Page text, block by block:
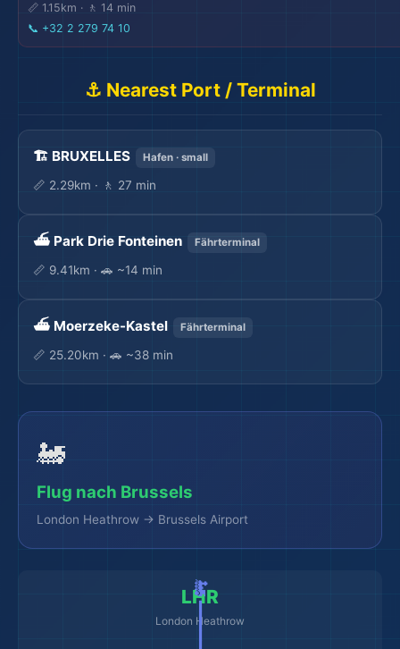
🏖️
📏 1.15km · 🚶 14 min
📞 +32 2 279 74 10
⚓ Nearest Port / Terminal
🏗️ BRUXELLES Hafen · small
📏 2.29km · 🚶 27 min
⛴️ Park Drie Fonteinen Fährterminal
📏 9.41km · 🚗 ~14 min
⛴️ Moerzeke-Kastel Fährterminal
📏 25.20km · 🚗 ~38 min
🚂
Flug nach Brussels
London Heathrow → Brussels Airport
LHR
London Heathrow